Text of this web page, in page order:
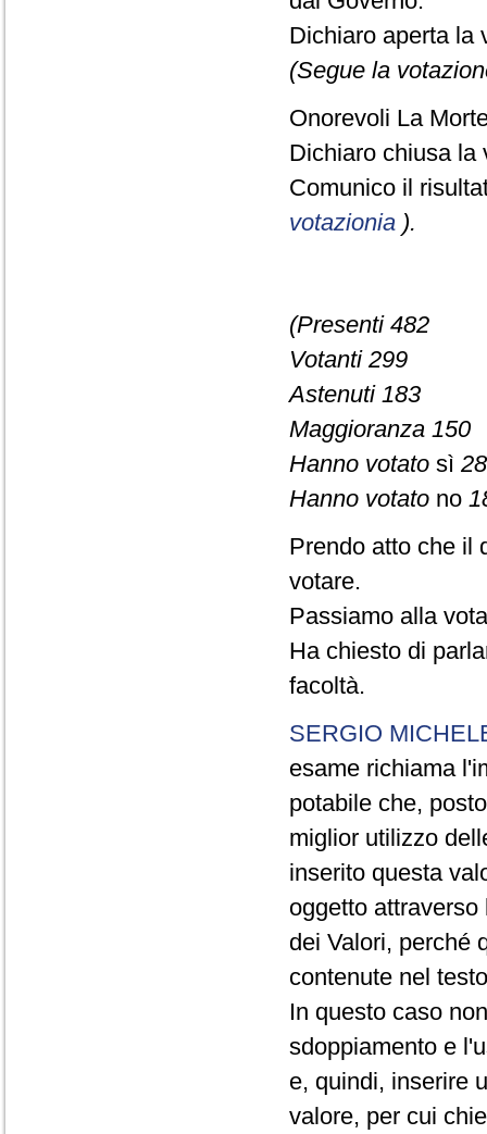
Dichiaro aperta la
(Segue la
Onorevoli La
Dichiaro chiusa la
Comunico il
votazionia ).
(Presenti 482
Votanti 299
Astenuti 183
Maggioranza 150
Hanno votato sì
Hanno votato no
Prendo atto che il
votare.
Passiamo alla
Ha chiesto di
facoltà.
SERGIO
esame richiama
potabile che,
miglior utilizzo
inserito questa
oggetto
dei Valori, perché
contenute nel
In questo caso
sdoppiamento e
e, quindi, inserire
valore, per cui